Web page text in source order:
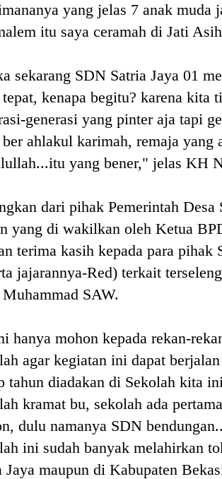
yang jelas 7 anak
itu saya ceramah di Jati
sekarang SDN Satria Jaya 01
kenapa begitu? karena kita
generasi yang pinter aja tapi
ahlakul karimah, remaja yang
yang bener," jelas KH
dari pihak Pemerintah
yang di wakilkan oleh Ketua
terima kasih kepada para pihak
jajarannya-Red) terkait
SAW.
hanya mohon kepada rekan-
agar kegiatan ini dapat
tahun diadakan di Sekolah kita
kramat bu, sekolah ada
dulu namanya SDN
ini sudah banyak melahirkan
Jaya maupun di Kabupaten